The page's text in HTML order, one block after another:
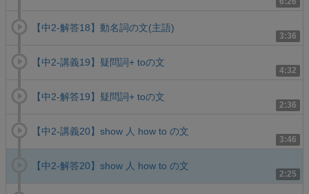
3:36
【中2-解答18】動名詞の文(主語)
4:32
【中2-講義19】疑問詞+ toの文
2:36
【中2-解答19】疑問詞+ toの文
3:46
【中2-講義20】show 人 how to の文
2:25
【中2-解答20】show 人 how to の文